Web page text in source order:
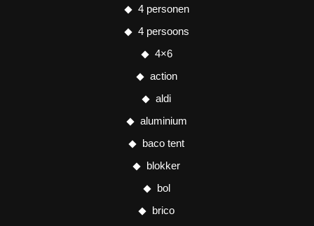
4 personen
4 persoons
4×6
action
aldi
aluminium
baco tent
blokker
bol
brico